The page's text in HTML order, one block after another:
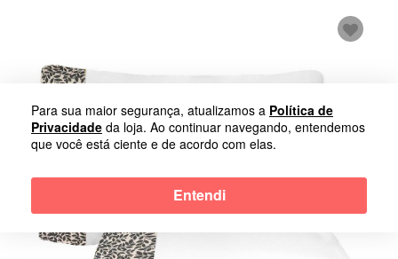
Para sua maior segurança, atualizamos a Política de
Privacidade da loja. Ao continuar navegando, entendemos
que você está ciente e de acordo com elas.
Entendi